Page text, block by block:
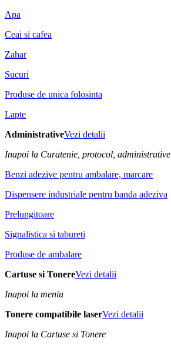
Apa
Ceai si cafea
Zahar
Sucuri
Produse de unica folosinta
Lapte
AdministrativeVezi detalii
Inapoi la Curatenie, protocol, administrative
Benzi adezive pentru ambalare, marcare
Dispensere industriale pentru banda adeziva
Prelungitoare
Signalistica si tabureti
Produse de ambalare
Cartuse si TonereVezi detalii
Inapoi la meniu
Tonere compatibile laserVezi detalii
Inapoi la Cartuse si Tonere